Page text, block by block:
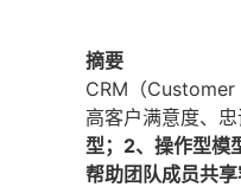
摘要
CRM（Customer
高客户满意度、
型；2、操作型模
帮助团队成员共